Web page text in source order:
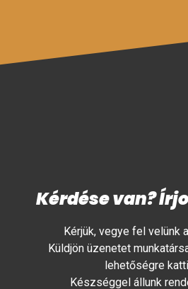
Kérdése van?
Kérjük, vegye fel velünk
Küldjön üzenetet
lehetőségre
Készséggel állunk